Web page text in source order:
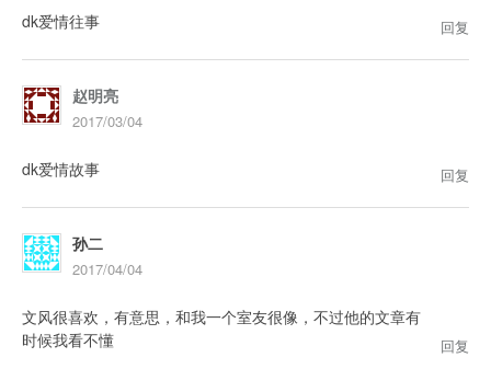
dk爱情往事 回复
赵明亮
2017/03/04
dk爱情故事 回复
孙二
2017/04/04
文风很喜欢，有意思，和我一个室友很像，不过他的文章有
时候我看不懂
回复